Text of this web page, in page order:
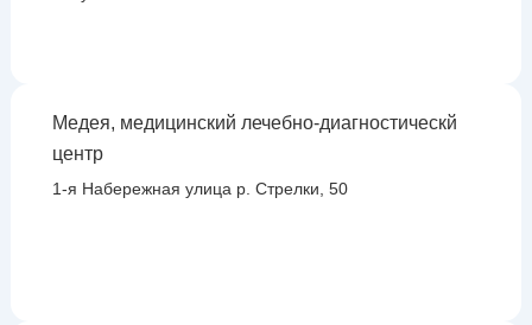
Медея, медицинский лечебно-диагностическй
центр
1-я Набережная улица р. Стрелки, 50